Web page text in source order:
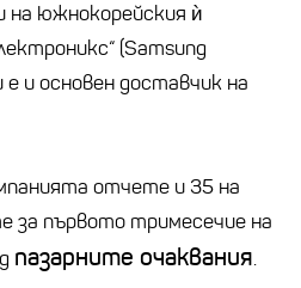
на южнокорейския ѝ
(Samsung
и основен доставчик на
отчете и 35 на
за първото тримесечие на
пазарните очаквания.